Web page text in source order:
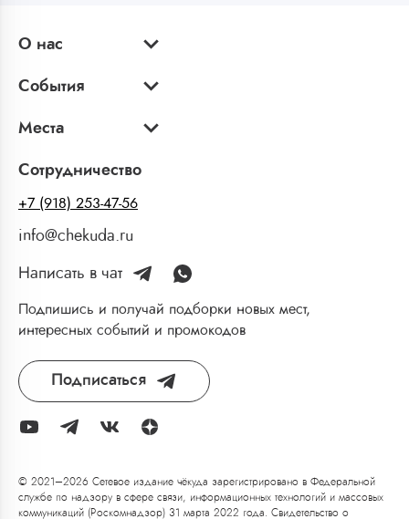
О нас
События
Места
Сотрудничество
+7 (918) 253-47-56
info@chekuda.ru
Написать в чат
Подпишись и получай подборки новых мест,
интересных событий и промокодов
Подписаться
© 2021–2026 Сетевое издание чёкуда зарегистрировано в Федеральной
службе по надзору в сфере связи, информационных технологий и массовых
коммуникаций (Роскомнадзор) 31 марта 2022 года. Свидетельство о